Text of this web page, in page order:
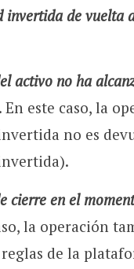
invertida de vuelta
activo no ha
En este caso, la
no es
cierre en el
la operación
de la